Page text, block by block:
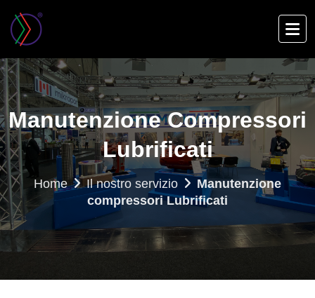
main
content
Manutenzione Compressori
Lubrificati
Home Il nostro servizio
Manutenzione
compressori Lubrificati